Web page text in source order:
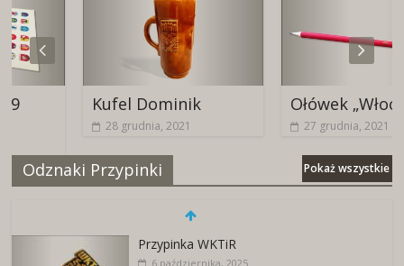
Kufel Dominik
28 grudnia, 2021
Ołówek
27 grudnia, 2021
Odznaki Przypinki Pokaż wszystkie
Przypinka WKTiR
6 października, 2025